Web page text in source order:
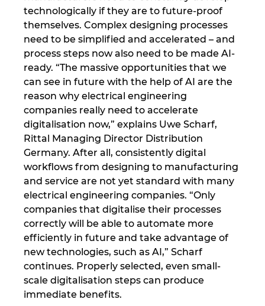
technologically if they are to future-proof
themselves. Complex designing processes
need to be simplified and accelerated – and
process steps now also need to be made AI-
ready. “The massive opportunities that we
can see in future with the help of AI are the
reason why electrical engineering
companies really need to accelerate
digitalisation now,” explains Uwe Scharf,
Rittal Managing Director Distribution
Germany. After all, consistently digital
workflows from designing to manufacturing
and service are not yet standard with many
electrical engineering companies. “Only
companies that digitalise their processes
correctly will be able to automate more
efficiently in future and take advantage of
new technologies, such as AI,” Scharf
continues. Properly selected, even small-
scale digitalisation steps can produce
immediate benefits.
Lithuania
Luxembourg
Malaysia
Mexico
Netherlands
New Zealand
Peru
Philippines
Poland